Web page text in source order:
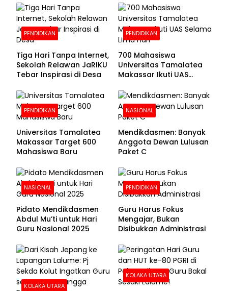
Pendaftaran Segera
Dibuka
PENDIDIKAN
Tiga Hari Tanpa Internet,
Sekolah Relawan JaRIKU
Tebar Inspirasi di Desa
PENDIDIKAN
700 Mahasiswa
Universitas Tamalatea
Makassar Ikuti UAS
PENDIDIKAN
Universitas Tamalatea
Makassar Target 600
Mahasiswa Baru
NASIONAL
Mendikdasmen: Banyak
Anggota Dewan Lulusan
Paket C
NASIONAL
Pidato Mendikdasmen
Abdul Mu’ti untuk Hari
Guru Nasional 2025
PENDIDIKAN
Guru Harus Fokus
Mengajar, Bukan
Disibukkan Administrasi
KOLAKA UTARA
KOLAKA UTARA